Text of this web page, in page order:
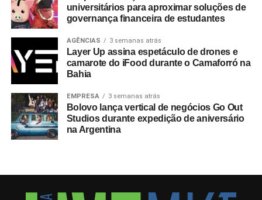
universitários para aproximar soluções de
governança financeira de estudantes
AGÊNCIAS 3 semanas atrás
Layer Up assina espetáculo de drones e
camarote do iFood durante o Camaforró na
Bahia
EMPRESA 3 semanas atrás
Bolovo lança vertical de negócios Go Out
Studios durante expedição de aniversário
na Argentina